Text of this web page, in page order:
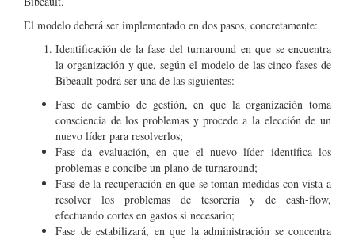
El modelo deberá ser implementado en dos pasos, concretamente:
Identificación de la fase del turnaround en que se encuentra
la organización y que, según el modelo de las cinco fases de
Bibeault podrá ser una de las siguientes:
Fase de cambio de gestión, en que la organización toma
consciencia de los problemas y procede a la elección de un
nuevo líder para resolverlos;
Fase da evaluación, en que el nuevo líder identifica los
problemas e concibe un plano de turnaround;
Fase de la recuperación en que se toman medidas con vista a
resolver los problemas de tesorería y de cash-flow,
efectuando cortes en gastos si necesario;
Fase de estabilizará, en que la administración se concentra